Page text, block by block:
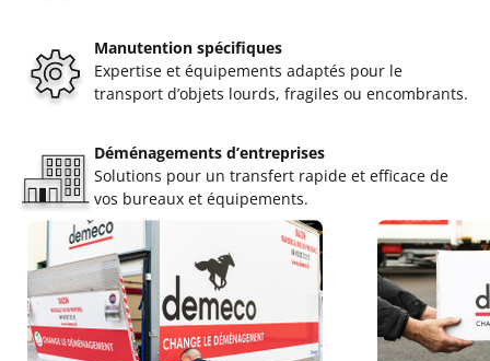
Manutention spécifiques
Expertise et équipements adaptés pour le
transport d’objets lourds, fragiles ou encombrants.
Déménagements d’entreprises
Solutions pour un transfert rapide et efficace de
vos bureaux et équipements.